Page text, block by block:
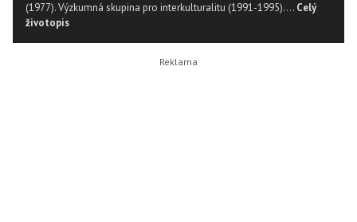
(1977). Výzkumná skupina pro interkulturalitu (1991-1995).... Celý
životopis